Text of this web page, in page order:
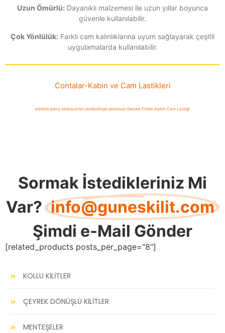
Uzun Ömürlü: Dayanıklı malzemesi ile uzun yıllar boyunca
güvenle kullanılabilir.
Çok Yönlülük: Farklı cam kalınlıklarına uyum sağlayarak çeşitli
uygulamalarda kullanılabilir.
Contalar-Kabin ve Cam Lastikleri
elektrik pano aksesuarları,endüstriyel aksesuar,Geçme Fitiller,Kabin Cam Lastiği
Sormak İstedikleriniz Mi
Var? info@guneskilit.com
Şimdi e-Mail Gönder
[related_products posts_per_page="8"]
KOLLU KİLİTLER
ÇEYREK DÖNÜŞLÜ KİLİTLER
MENTEŞELER